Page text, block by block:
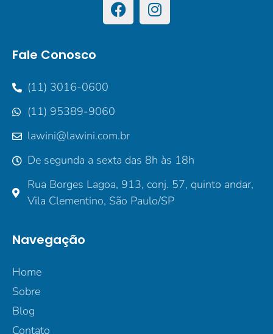
Fale Conosco
(11) 3016-0600
(11) 95389-9060
lawini@lawini.com.br
De segunda a sexta das 8h às 18h
Rua Borges Lagoa, 913, conj. 57, quinto andar,
Vila Clementino, São Paulo/SP
Navegação
Home
Sobre
Blog
Contato